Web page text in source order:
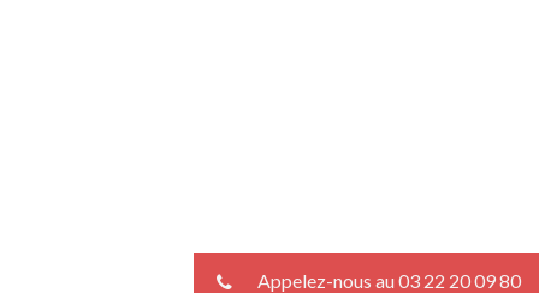
Appelez-nous au 03 22 20 09 80